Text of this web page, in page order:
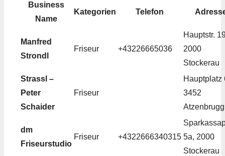
Business
Name
Kategorien Telefon
Manfred
Strondl
Friseur +43226665036
Hauptstr.
2000
Stockerau
Strassl –
Peter
Schaider
Friseur
Hauptplatz
3452
Atzenbrugg
dm
Friseurstudio
Friseur +4322666340315 5a, 2000
Stockerau